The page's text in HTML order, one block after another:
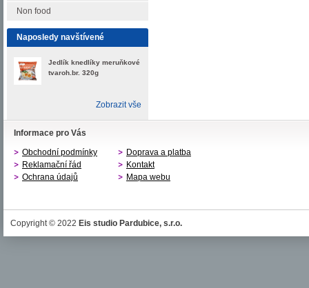
Non food
Naposledy navštívené
Jedlík knedlíky meruňkové
tvaroh.br. 320g
Zobrazit vše
Informace pro Vás
Obchodní podmínky
Reklamační řád
Ochrana údajů
Doprava a platba
Kontakt
Mapa webu
Copyright © 2022 Eis studio Pardubice, s.r.o.